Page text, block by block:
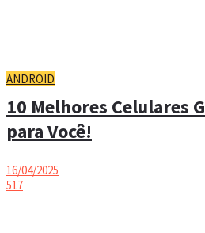
ANDROID
10 Melhores Celulares
para Você!
16/04/2025
517